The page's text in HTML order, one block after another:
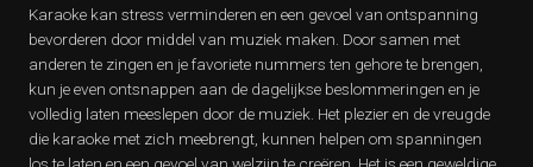
Karaoke kan stress verminderen en een gevoel van ontspanning
bevorderen door middel van muziek maken. Door samen met
anderen te zingen en je favoriete nummers ten gehore te brengen,
kun je even ontsnappen aan de dagelijkse beslommeringen en je
volledig laten meeslepen door de muziek. Het plezier en de vreugde
die karaoke met zich meebrengt, kunnen helpen om spanningen